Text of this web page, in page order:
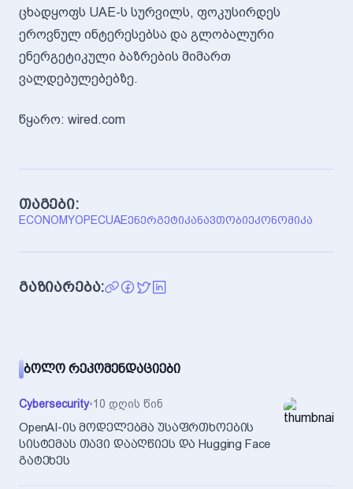
ცხადყოფს UAE-ს სურვილს, ფოკუსირდეს
ეროვნულ ინტერესებსა და გლობალური
ენერგეტიკული ბაზრების მიმართ
ვალდებულებებზე.
წყარო: wired.com
თაგები:
ECONOMYOPECUAEᲔᲜᲔᲠᲒᲔᲢᲘᲙᲐᲜᲐᲕᲗᲝᲑᲘᲔᲙᲝᲜᲝᲛᲘᲙᲐ
გაზიარება:
ᲑᲝᲚᲝ ᲠᲔᲙᲝᲛᲔᲜᲓᲐᲪᲘᲔᲑᲘ
Cybersecurity•10 დღის წინ
OpenAI-ის მოდელებმა უსაფრთხოების
სისტემას თავი დააღწიეს და Hugging Face
გატეხეს